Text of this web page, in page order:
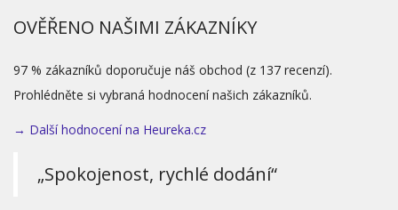
OVĚŘENO NAŠIMI ZÁKAZNÍKY
97 % zákazníků doporučuje náš obchod (z 137 recenzí).
Prohlédněte si vybraná hodnocení našich zákazníků.
→ Další hodnocení na Heureka.cz
„Spokojenost, rychlé dodání“